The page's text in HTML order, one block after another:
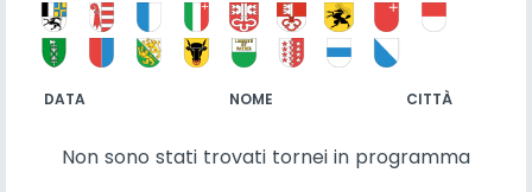
DATA NOME CITTÀ
Non sono stati trovati tornei in programma